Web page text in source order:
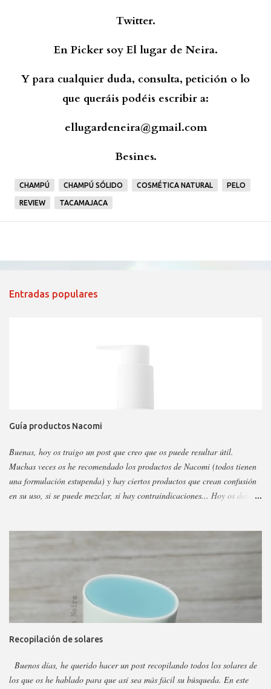
Twitter.
En Picker soy El lugar de Neira.
Y para cualquier duda, consulta, petición o lo
que queráis podéis escribir a:
ellugardeneira@gmail.com
Besines.
CHAMPÚ CHAMPÚ SÓLIDO COSMÉTICA NATURAL PELO
REVIEW TACAMAJACA
Entradas populares
Guía productos Nacomi
Buenas, hoy os traigo un post que creo que os puede resultar útil.
Muchas veces os he recomendado los productos de Nacomi (todos tienen
una formulación estupenda) y hay ciertos productos que crean confusión
en su uso, si se puede mezclar, si hay contraindicaciones... Hoy os detallo
corporales, así es más fácil, además al final añadiré gamas concretas. La
marca tiene otros sérum y cremas, pero estos son los más dificilillos de
tenéis en casi todas las perfumerías, es cruelty free y casi toda vegana.
Hay ciertos productos que no están en todas las webs, pero como se suele
decir Google es nuestro amigo. Empecemos: Productos faciales Dermo
loción limpiadora ceramidas Precio: 4 euros. Cantidad: 150 ml.
Propiedades: Limpiador acuoso para todas las pieles, pero p...
Recopilación de solares
Buenos días, he querido hacer un post recopilando todos los solares de
los que os he hablado para que así sea más fácil su búsqueda. En este